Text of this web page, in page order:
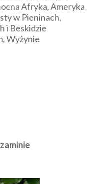
Afryka, Ameryka
w Pieninach,
i Beskidzie
Wyżynie